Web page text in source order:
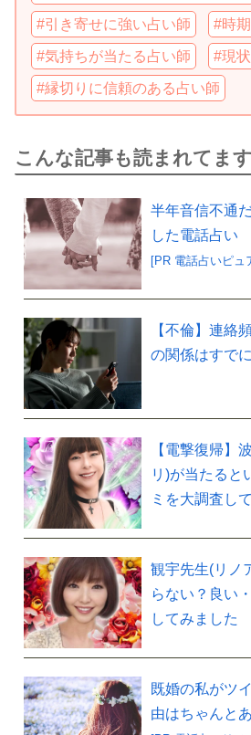
#引き寄せに強い占い師 #時
#気持ちが当たる占い師 #現
#縁切りに信頼のある占い師
こんな記事も読まれてます
半年音信不通
した電話占い
[PR 電話占いピュ
【不倫】連絡
の関係はすで
【電撃復帰】
リ)が当たると
ミを大調査し
観宇先生(リノ
らない？良い
してみました
既婚の私がツ
由はちゃんと